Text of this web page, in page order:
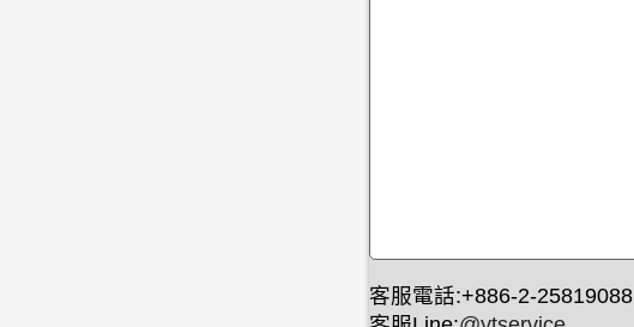
客服電話:+886-2-25819088